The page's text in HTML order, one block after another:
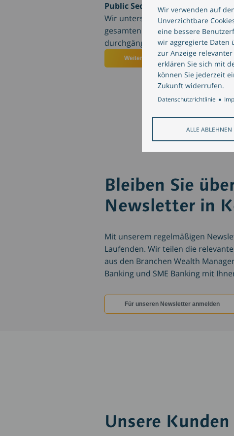
Wir verwenden auf
Unverzichtbare
eine bessere
wir aggregierte Daten
zur Anzeige relevanter
erklären Sie sich mit
können Sie jederzeit
Zukunft widerrufen.
Datenschutzrichtlinie
ALLE ABLEHNEN
Public Sector
Wir unterstützen Förderinstitute
gesamten Fördermittelprozess
durchgängig zu digitalisieren.
Weiterlesen über CREALOGIX
Bleiben Sie
Newsletter in
Mit unserem regelmäßigen
Laufenden. Wir teilen die
aus den Branchen Wealth
Banking und SME Banking mit
Für unseren Newsletter anmelden
Unsere